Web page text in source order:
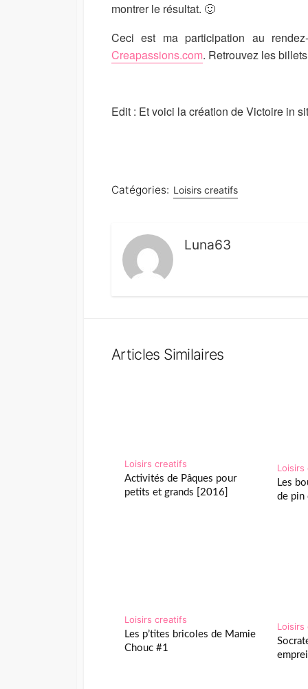
montrer le résultat. 🙂
Ceci est ma participation au
Creapassions.com. Retrouvez les
Edit : Et voici la création de Victoire in
Catégories: Loisirs creatifs
Luna63
Articles Similaires
Loisirs creatifs
Activités de Pâques pour
petits et grands [2016]
Les
de pin
Loisirs creatifs
Les p’tites bricoles de Mamie
Chouc #1